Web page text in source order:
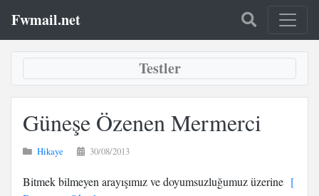
Fwmail.net
Testler
Güneşe Özenen Mermerci
Hikaye 30/08/2013
Bitmek bilmeyen arayışımız ve doyumsuzluğumuz üzerine [